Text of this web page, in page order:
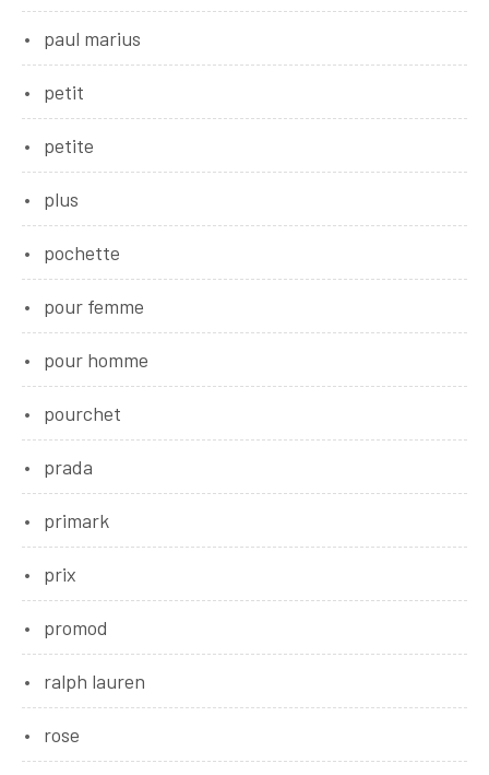
paul marius
petit
petite
plus
pochette
pour femme
pour homme
pourchet
prada
primark
prix
promod
ralph lauren
rose